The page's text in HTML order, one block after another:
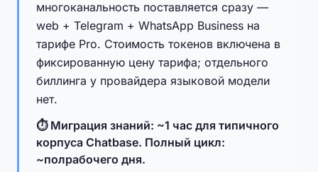
многоканальность поставляется сразу —
web + Telegram + WhatsApp Business на
тарифе Pro. Стоимость токенов включена в
фиксированную цену тарифа; отдельного
биллинга у провайдера языковой модели
нет.
⏱ Миграция знаний: ~1 час для типичного
корпуса Chatbase. Полный цикл:
~полрабочего дня.